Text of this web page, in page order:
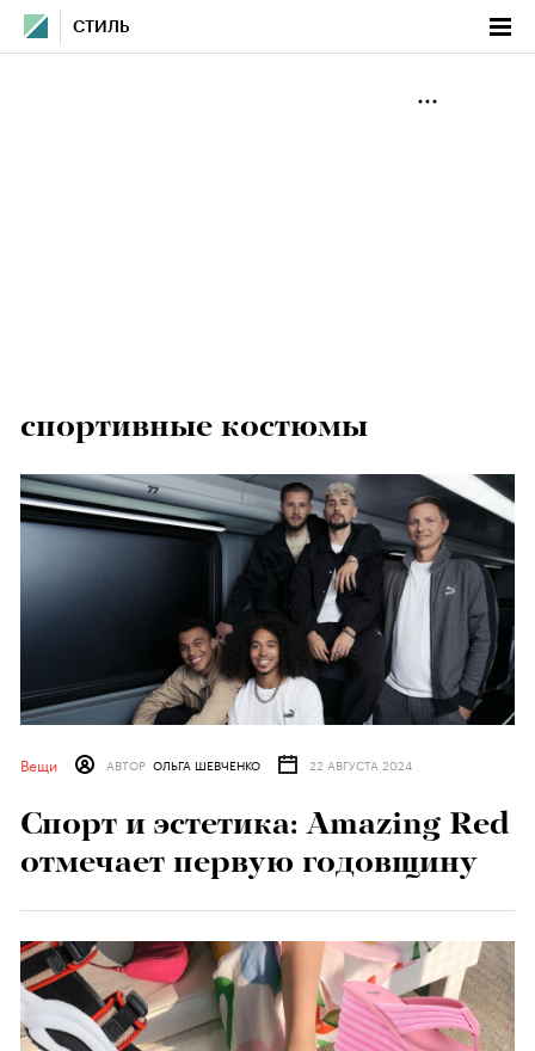
СТИЛЬ
спортивные костюмы
Вещи АВТОР ОЛЬГА ШЕВЧЕНКО 22 АВГУСТА 2024
Спорт и эстетика: Amazing Red
отмечает первую годовщину